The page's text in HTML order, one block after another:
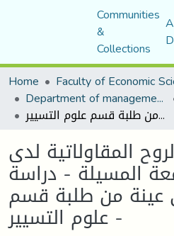
Communities
&
Collections
Home
Department of management sciences
مقومات تطوير الروح المقاولاتية لدى طلبة جامعة المسيلة - دراسة ميدانية على عينة من طلبة قسم علوم التسيير -
المقاولاتية لدى
المسيلة - دراسة
عينة من طلبة قسم
علوم التسيير -